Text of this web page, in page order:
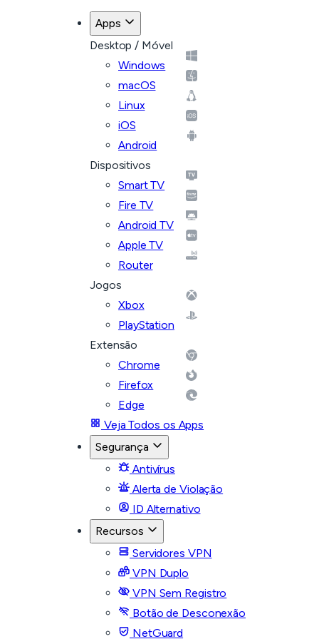
Apps
Desktop / Móvel
Windows
macOS
Linux
iOS
Android
Dispositivos
Smart TV
Fire TV
Android TV
Apple TV
Router
Jogos
Xbox
PlayStation
Extensão
Chrome
Firefox
Edge
Veja Todos os Apps
Segurança
Antivírus
Alerta de Violação
ID Alternativo
Recursos
Servidores VPN
VPN Duplo
VPN Sem Registro
Botão de Desconexão
NetGuard